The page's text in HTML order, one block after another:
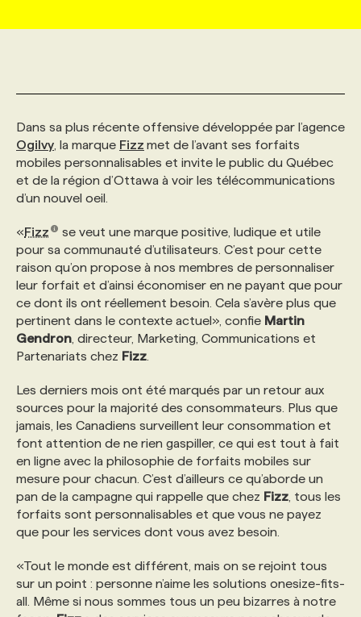
AFFAIRES DE L'INDUSTRIE
INITIATIVES NUMÉRIQUES
PRIX ET DISTINCTIONS
TENDANCES
WEB & MÉDIAS SOCIAUX
MARKETING DURABLE
GEO/SEO
ÉVÉNEMENTIEL
NOS AUTEUR‧RICES
INFOLETTRE PUBLICITÉ
ANNONCEZ AVEC NOUS
CONSULTER LA CVTHÈQUE
PROFIL ENTREPRISE
FAQ
ANNONCEZ AVEC NOUS
VOIR LES OFFRES
PROFIL CANDIDAT
FAQ
ANNONCEZ AVEC NOUS
NOS FORMATIONS EN LIGNE
NOS PARCOURS DE FORMATIONS
FORMATIONS PERSONNALISÉES
NOS FORMATEUR‧RICES
POURQUOI CHOISIR NOS FORMATIONS
NOS TARIFS
PROGRAMMES DE SUBVENTIONS
FAQ
ANNONCEZ AVEC NOUS
CHASSE DE TÊTE
SERVICE DE CHASSE DE TÊTE
NOS TARIFS
NOS EXPERTISES
FAQ
ANNONCEZ AVEC NOUS
Dans sa plus récente offensive développée par l’agence
Ogilvy , la marque Fizz met de l’avant ses forfaits
mobiles personnalisables et invite le public du Québec
et de la région d’Ottawa à voir les télécommunications
d’un nouvel oeil.
«Fizz
se veut une marque positive, ludique et utile
pour sa communauté d’utilisateurs. C’est pour cette
raison qu’on propose à nos membres de personnaliser
leur forfait et d’ainsi économiser en ne payant que pour
ce dont ils ont réellement besoin. Cela s’avère plus que
pertinent dans le contexte actuel», confie Martin
Gendron , directeur, Marketing, Communications et
Partenariats chez Fizz
Les derniers mois ont été marqués par un retour aux
sources pour la majorité des consommateurs. Plus que
jamais, les Canadiens surveillent leur consommation et
font attention de ne rien gaspiller, ce qui est tout à fait
en ligne avec la philosophie de forfaits mobiles sur
mesure pour chacun. C’est d’ailleurs ce qu’aborde un
pan de la campagne qui rappelle que chez Fizz , tous les
forfaits sont personnalisables et que vous ne payez
que pour les services dont vous avez besoin.
«Tout le monde est différent, mais on se rejoint tous
sur un point : personne n’aime les solutions onesize-fits-
all. Même si nous sommes tous un peu bizarres à notre